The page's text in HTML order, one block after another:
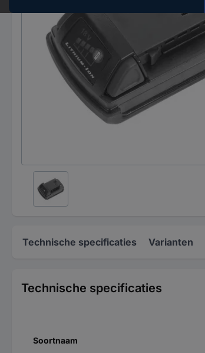
Technische specificaties Varianten
Technische specificaties
Soortnaam